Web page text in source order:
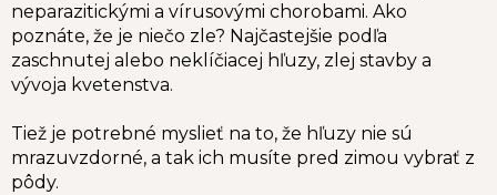
neparazitickými a vírusovými chorobami. Ako
poznáte, že je niečo zle? Najčastejšie podľa
zaschnutej alebo neklíčiacej hľuzy, zlej stavby a
vývoja kvetenstva.
Tiež je potrebné myslieť na to, že hľuzy nie sú
mrazuvzdorné, a tak ich musíte pred zimou vybrať z
pôdy.